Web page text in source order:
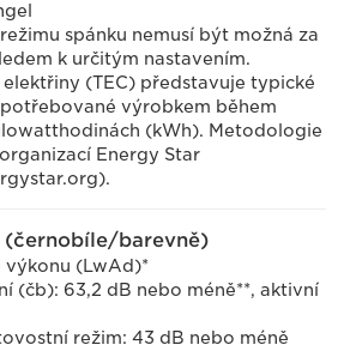
spánku nemusí být možná za
k určitým nastavením.
(TEC) představuje typické
výrobkem během
(kWh). Metodologie
Energy Star
(černobíle/barevně)
výkonu (LwAd)*
(čb): 63,2 dB nebo méně**, aktivní
režim: 43 dB nebo méně